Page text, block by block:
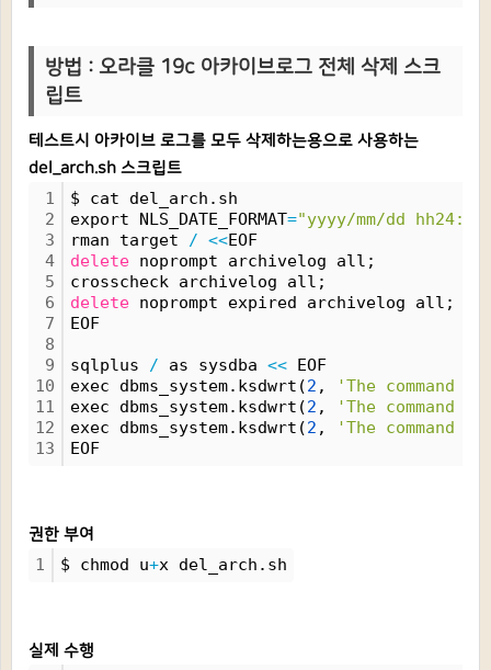
방법 : 오라클 19c 아카이브로그 전체 삭제 스크
립트
테스트시 아카이브 로그를 모두 삭제하는용으로 사용하는
del_arch.sh 스크립트
1
2
3
4
5
6
7
8
9
10
11
12
13
$ cat del_arch.sh
export NLS_DATE_FORMAT="yyyy/mm/dd
rman target / <<EOF
delete noprompt archivelog all;
crosscheck archivelog all;
delete noprompt expired archivelog all;
EOF
sqlplus / as sysdba << EOF
exec dbms_system.ksdwrt(2 ,
'The command
exec dbms_system.ksdwrt(2 ,
'The command
exec dbms_system.ksdwrt(2 ,
'The command
EOF
권한 부여
1 $ chmod u+x del_arch.sh
실제 수행